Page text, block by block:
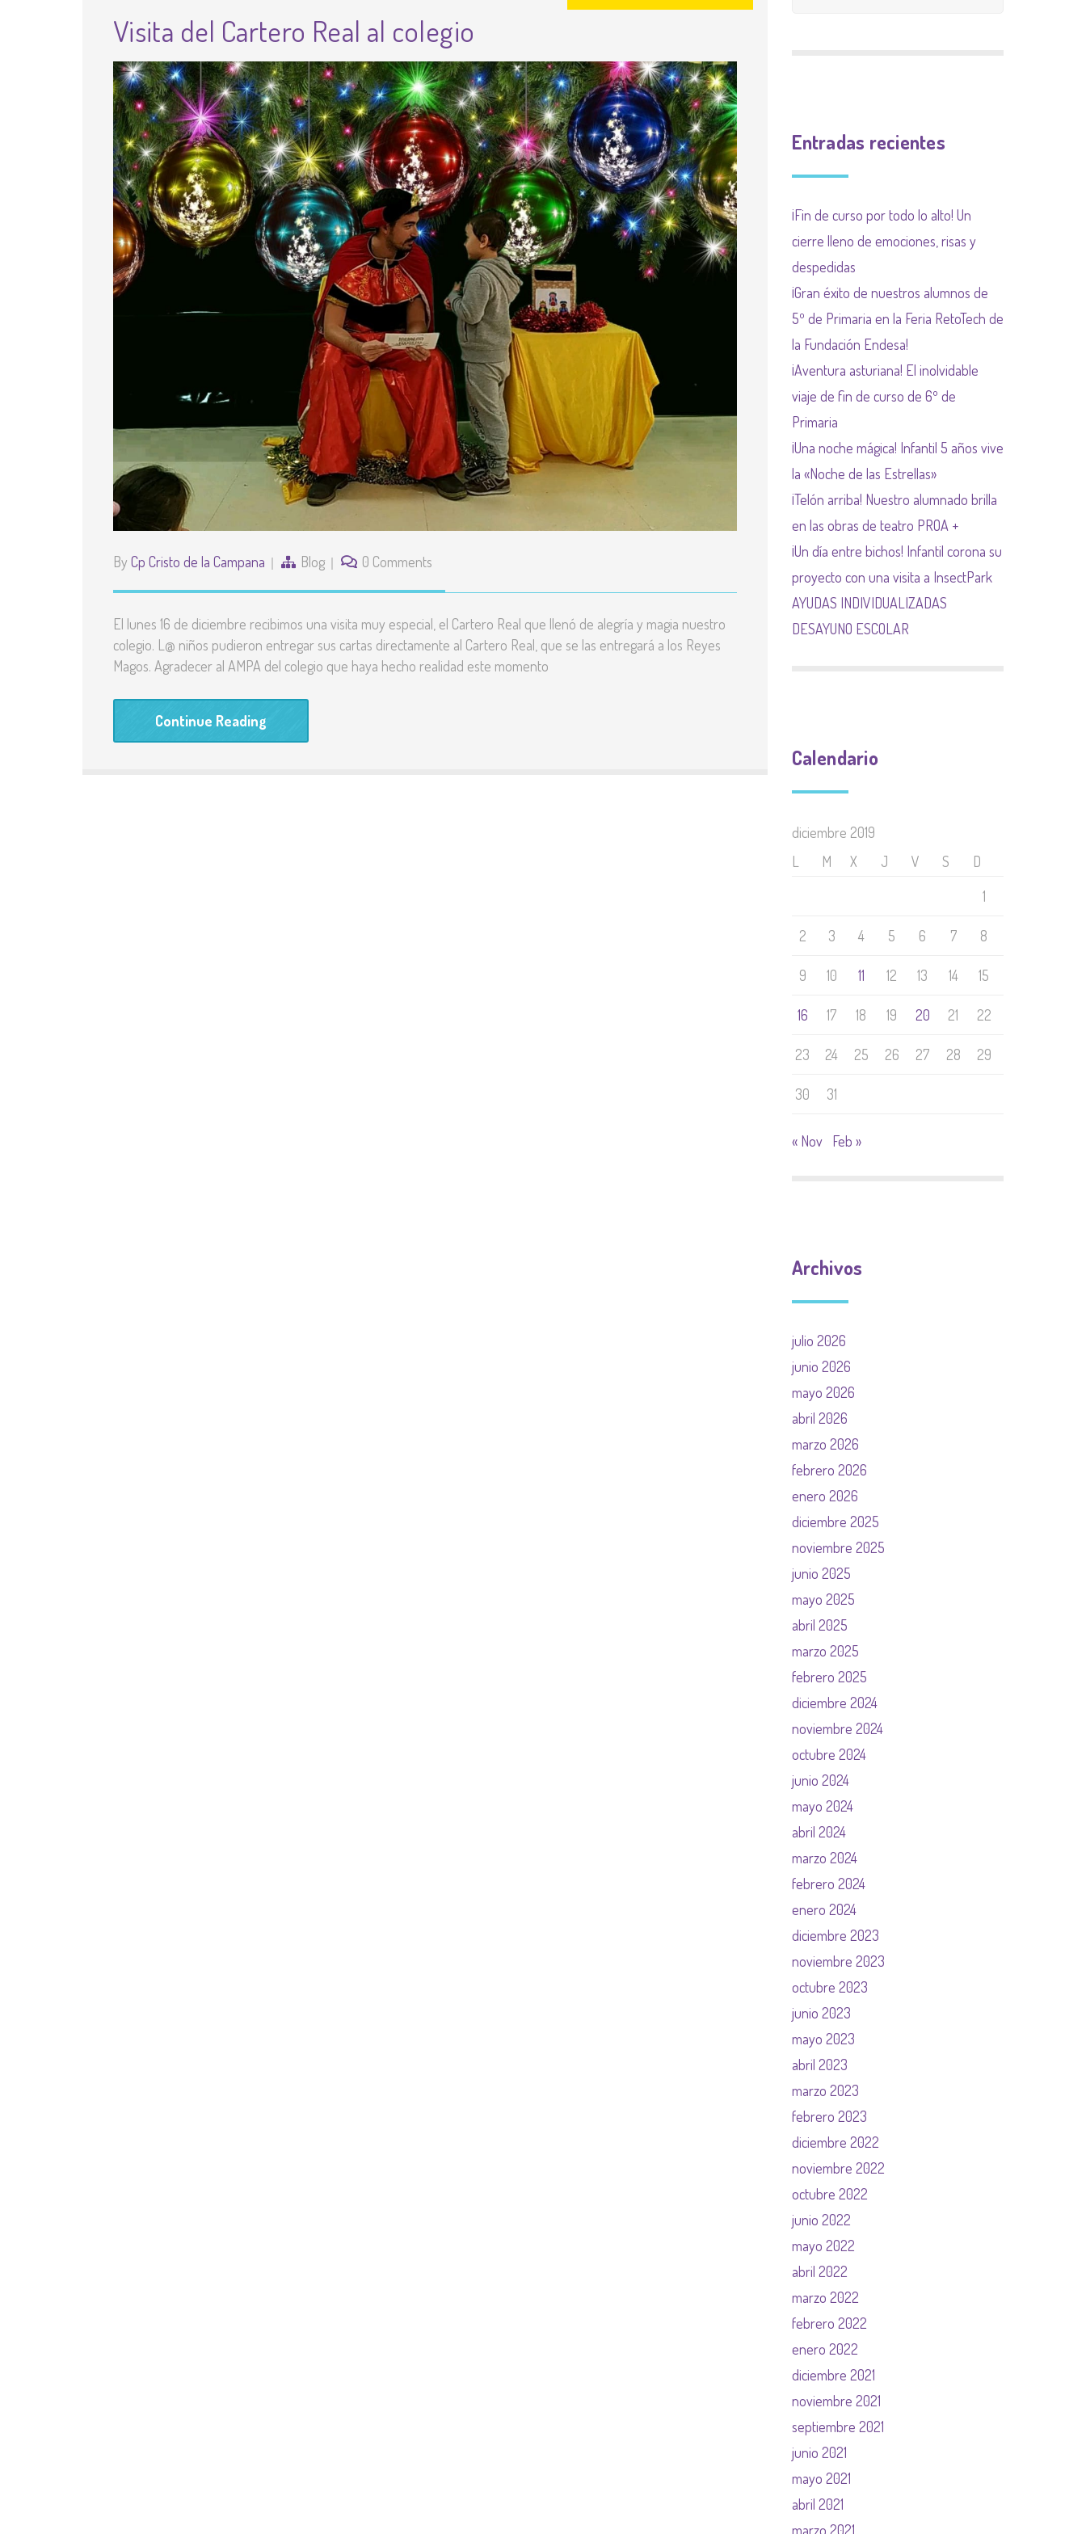
Actividades
de funcionamiento de
Líneas básicas del
Proyecto Educativo
Teléfonos y correos de
contacto
Listado y precio de
todas las actividades
Resultados pruebas
CALIFICACIÓN
PLAN DE ACOGIDA
PLAN DIGITALIZACIÓN
DE CENTRO
PLAN DEL COMEDOR
PLAN LIMITACIÓN USO
DE LAS PANTALLAS
Plan Regional contra las
drogas de la
Comunidad de Madrid
Visita del Cartero Real al colegio
By Cp Cristo de la Campana Blog 0 Comments
El lunes 16 de diciembre recibimos una visita muy especial, el Cartero Real que llenó de alegría y magia nuestro
colegio. L@ niños pudieron entregar sus cartas directamente al Cartero Real, que se las entregará a los Reyes
Magos. Agradecer al AMPA del colegio que haya hecho realidad este momento
Continue Reading
Entradas recientes
¡Fin de curso por todo lo alto! Un
cierre lleno de emociones, risas y
despedidas
¡Gran éxito de nuestros alumnos de
5º de Primaria en la Feria RetoTech de
la Fundación Endesa!
¡Aventura asturiana! El inolvidable
viaje de fin de curso de 6º de
Primaria
¡Una noche mágica! Infantil 5 años vive
la «Noche de las Estrellas»
¡Telón arriba! Nuestro alumnado brilla
en las obras de teatro PROA +
¡Un día entre bichos! Infantil corona su
proyecto con una visita a InsectPark
AYUDAS INDIVIDUALIZADAS
DESAYUNO ESCOLAR
Calendario
diciembre 2019
L
M X J V S
D
1
2 3 4 5 6 7 8
9 10 11 12 13 14 15
16 17 18 19 20 21 22
23 24 25 26 27 28 29
30 31
« Nov Feb »
Archivos
julio 2026
junio 2026
mayo 2026
abril 2026
marzo 2026
febrero 2026
enero 2026
diciembre 2025
noviembre 2025
junio 2025
mayo 2025
abril 2025
marzo 2025
febrero 2025
diciembre 2024
noviembre 2024
octubre 2024
junio 2024
mayo 2024
abril 2024
marzo 2024
febrero 2024
enero 2024
diciembre 2023
noviembre 2023
octubre 2023
junio 2023
mayo 2023
abril 2023
marzo 2023
febrero 2023
diciembre 2022
noviembre 2022
octubre 2022
junio 2022
mayo 2022
abril 2022
marzo 2022
febrero 2022
enero 2022
diciembre 2021
noviembre 2021
septiembre 2021
junio 2021
mayo 2021
abril 2021
marzo 2021